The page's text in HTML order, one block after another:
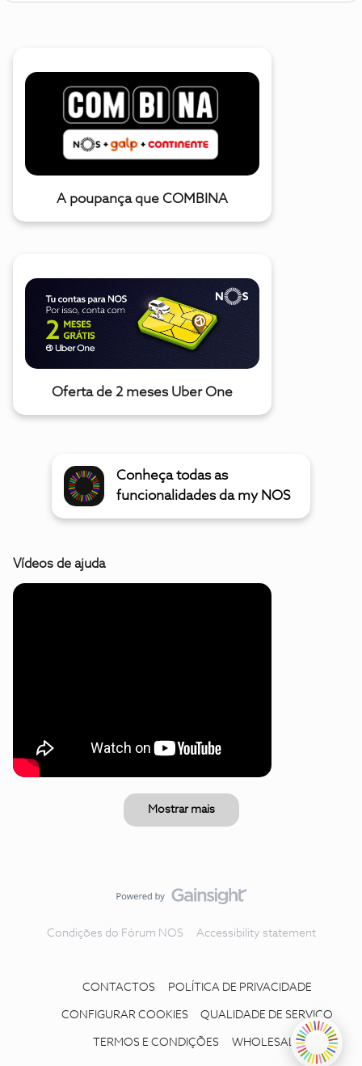
A poupança que COMBINA
Oferta de 2 meses Uber One
Conheça todas as
funcionalidades da my NOS
Vídeos de ajuda
Mostrar mais
Condições do Fórum NOS Accessibility statement
CONTACTOS POLÍTICA DE PRIVACIDADE
CONFIGURAR COOKIES QUALIDADE DE SERVIÇO
TERMOS E CONDIÇÕES WHOLESALE